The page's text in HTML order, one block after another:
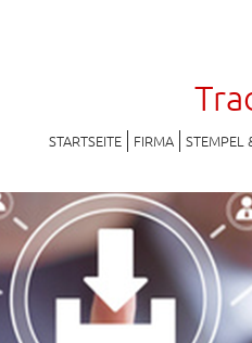
STARTSEITE FIRMA STEMPEL